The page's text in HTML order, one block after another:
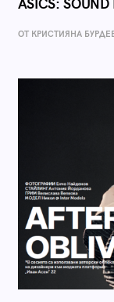
ASICS:
ОТ КРИСТИЯНА